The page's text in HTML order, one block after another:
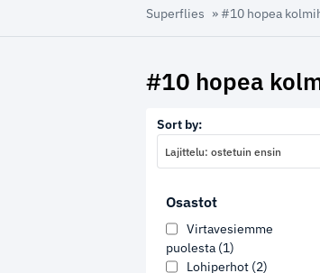
Superflies » #10 hopea
#10 hopea
Sort by:
Lajittelu: ostetuin ensin
Osastot
Virtavesiemme
puolesta (1)
Lohiperhot (2)